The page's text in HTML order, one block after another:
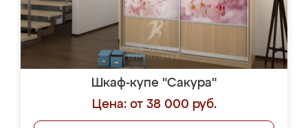
Шкаф-купе "Сакура"
Цена: от 38 000 руб.